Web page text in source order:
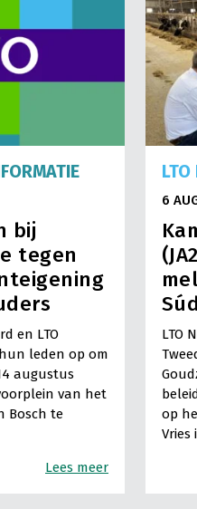
bij
tegen
en LTO
leden op om
augustus
van het
Bosch te
Lees meer
LTO
6
LTO
op
Vries